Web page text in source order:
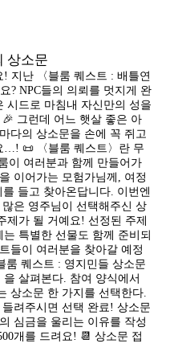
상소문
지난 〈블룸 퀘스트 : 배틀연
? NPC들의 의뢰를 멋지게 완
시드로 마침내 자신만의 성을
그런데 어느 햇살 좋은 아
다의 상소문을 손에 꼭 쥐고
…! 📜 〈블룸 퀘스트〉란 무
이 여러분과 함께 만들어가
이어가는 모험가님께, 여정
들고 찾아온답니다. 이번엔
은 영주님이 선택해주신 상
제가 될 거예요! 선정된 주제
특별한 선물도 함께 준비되
들이 여러분을 찾아갈 예정
룸 퀘스트 : 영지민들 상소문
살펴본다. 참여 양식에서
상소문 한 가지를 선택한다.
려주시면 선택 완료! 상소문
심금을 울리는 이유를 작성
개를 드려요! 📆 상소문 접